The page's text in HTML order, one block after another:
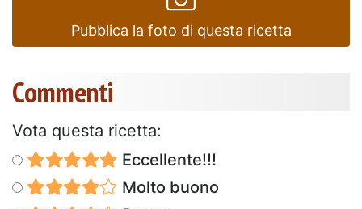
Pubblica la foto di questa ricetta
Commenti
Vota questa ricetta:
Eccellente!!!
Molto buono